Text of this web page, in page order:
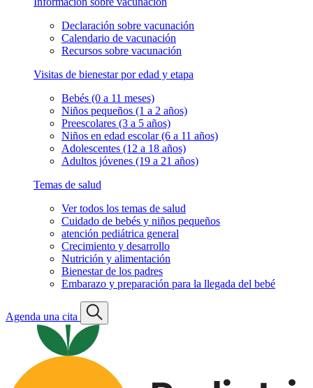
Declaración sobre vacunación
Calendario de vacunación
Recursos sobre vacunación
Visitas de bienestar por edad y etapa
Bebés (0 a 11 meses)
Niños pequeños (1 a 2 años)
Preescolares (3 a 5 años)
Niños en edad escolar (6 a 11 años)
Adolescentes (12 a 18 años)
Adultos jóvenes (19 a 21 años)
Temas de salud
Ver todos los temas de salud
Cuidado de bebés y niños pequeños
atención pediátrica general
Crecimiento y desarrollo
Nutrición y alimentación
Bienestar de los padres
Embarazo y preparación para la llegada del bebé
Agenda una cita